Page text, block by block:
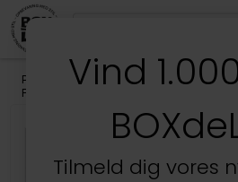
Produkter /Køkken /Køkkenopbevaring
FødevarerVind
Tilmeld dig vores